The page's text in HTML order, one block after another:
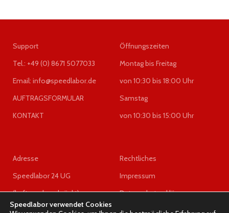
Support
Tel.: +49 (0) 8671 5077033
Email: info@speedlabor.de
AUFTRAGSFORMULAR
KONTAKT
Öffnungszeiten
Montag bis Freitag
von 10:30 bis 18:00 Uhr
Samstag
von 10:30 bis 15:00 Uhr
Adresse
Speedlabor 24 UG
(haftungsbeschränkt)
z.Hd. Herrn Wigel
Rechtliches
Impressum
Datenschutzerklärung
AGB
Speedlabor verwendet Cookies